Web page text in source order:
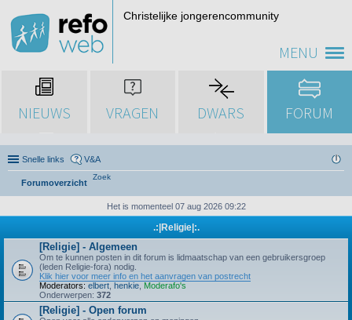
MENU
Christelijke jongerencommunity
NIEUWS VRAGEN DWARS FORUM
Snelle links V&A
Forumoverzicht
Zoek
Het is momenteel 07 aug 2026 09:22
.:|Religie|:.
[Religie] - Algemeen
Om te kunnen posten in dit forum is lidmaatschap van een gebruikersgroep
(leden Religie-fora) nodig.
Klik hier voor meer info en het aanvragen van postrecht
Moderators: elbert henkie Moderafo's
Onderwerpen: 372
[Religie] - Open forum